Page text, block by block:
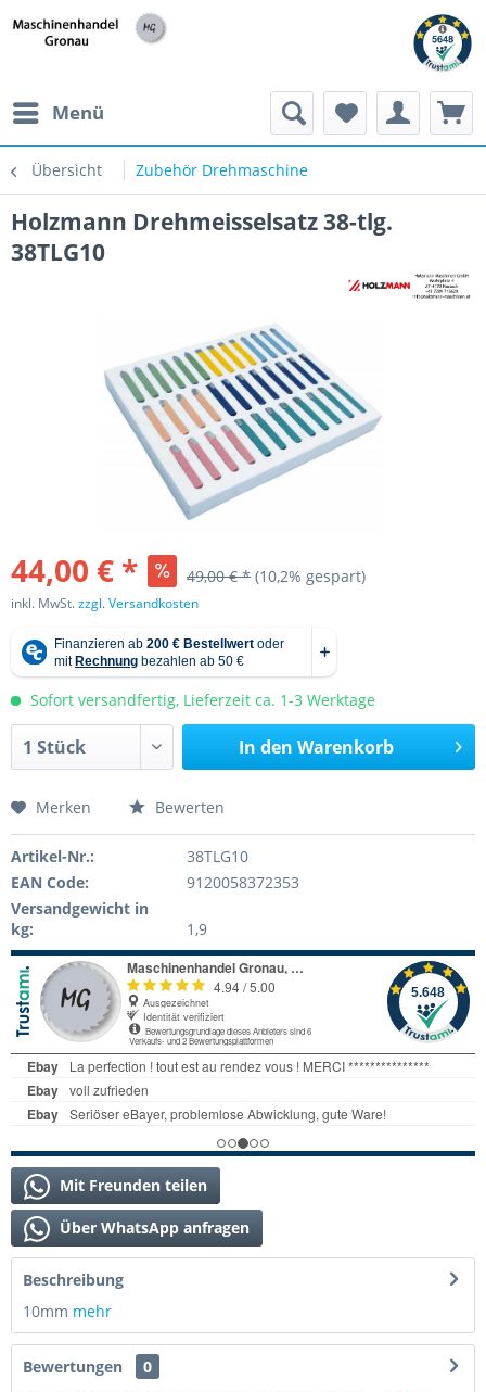
Menü
Übersicht Zubehör Drehmaschine
Holzmann Drehmeisselsatz 38-tlg.
38TLG10
44,00 € * 49,00 € * (10,2% gespart)
inkl. MwSt.zzgl. Versandkosten
Sofort versandfertig, Lieferzeit ca. 1-3 Werktage
In den Warenkorb
Merken Bewerten
Artikel-Nr.:
38TLG10
EAN Code:
9120058372353
Versandgewicht in
kg:
1,9
Mit Freunden teilen
Über WhatsApp anfragen
Beschreibung
10mm mehr
Bewertungen
0